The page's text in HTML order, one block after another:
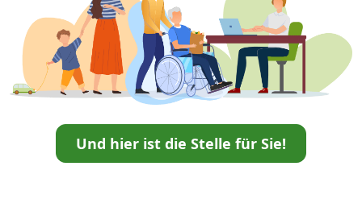
Und hier ist die Stelle für Sie!